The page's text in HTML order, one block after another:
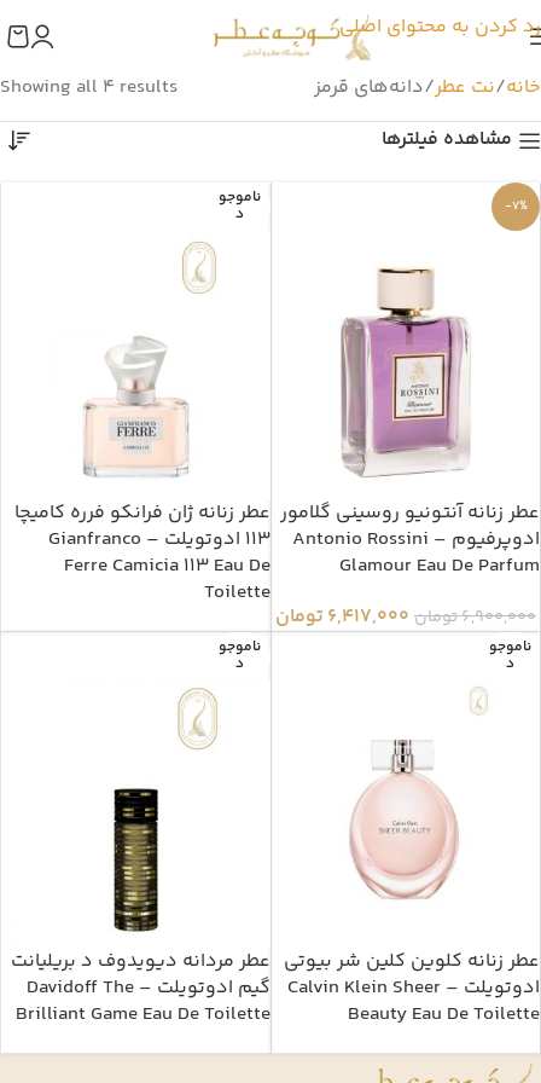
رد کردن به محتوای اصلی
خانه نت عطر دانه‌های قرمز
Showing all 4 results
مشاهده فیلترها
-7%
عطر زنانه آنتونیو روسینی گلامور
ادوپرفیوم – Antonio Rossini
Glamour Eau De Parfum
6,900,000تومان 6,417,000 تومان
ناموجو
د
عطر زنانه ژان فرانکو فرره کامیچا
113 ادوتویلت – Gianfranco
Ferre Camicia 113 Eau De
Toilette
ناموجو
د
عطر زنانه کلوین کلین شر بیوتی
ادوتویلت – Calvin Klein Sheer
Beauty Eau De Toilette
ناموجو
د
عطر مردانه دیویدوف د بریلیانت
گیم ادوتویلت – Davidoff The
Brilliant Game Eau De Toilette